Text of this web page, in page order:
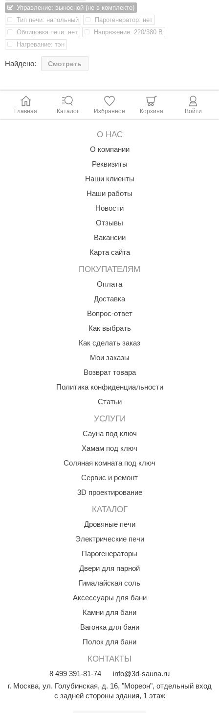
печи
тепла
камень
Управление: выносной (не в комплекте)
Тип печи: напольный
Парогенератор: нет
Облицовка печи: нет
Напряжение: 220/380 В
Нагревание: тэн
Найдено: Смотреть
Главная Каталог Избранное Корзина Войти
О НАС
О компании
Реквизиты
Наши клиенты
Наши работы
Новости
Отзывы
Вакансии
Карта сайта
ПОКУПАТЕЛЯМ
Оплата
Доставка
Вопрос-ответ
Как выбрать
Как сделать заказ
Мои заказы
Возврат товара
Политика конфиденциальности
Статьи
УСЛУГИ
Сауна под ключ
Хамам под ключ
Соляная комната под ключ
Сервис и ремонт
3D проектирование
КАТАЛОГ
Дровяные печи
Электрические печи
Парогенераторы
Двери для парной
Гималайская соль
Аксессуары для бани
Камни для бани
Вагонка для бани
Полок для бани
КОНТАКТЫ
8 499 391-81-74
info@3d-sauna.ru
г. Москва, ул. Голубинская, д. 16, "Мореон", отдельный вход
с задней стороны здания, 1 этаж